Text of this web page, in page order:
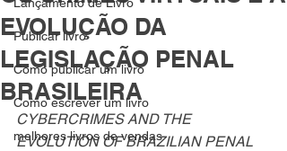
Publicar livro
Como publicar um livro
Como escrever um livro
melhores livros de vendas
EVOLUÇÃO DA
LEGISLAÇÃO PENAL
BRASILEIRA
CYBERCRIMES AND THE
EVOLUTION OF BRAZILIAN PENAL